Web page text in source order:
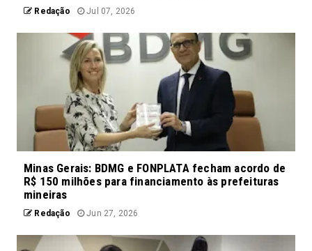
Redação Jul 07, 2026
Minas Gerais: BDMG e FONPLATA fecham acordo de
R$ 150 milhões para financiamento às prefeituras
mineiras
Redação Jun 27, 2026